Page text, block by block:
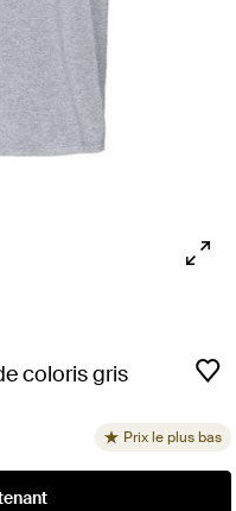
coloris gris
Prix le plus bas